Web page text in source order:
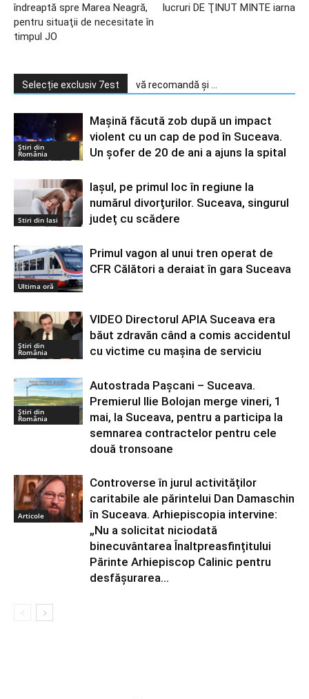
îndreaptă spre Marea Neagră,
pentru situaţii de necesitate în
timpul JO
lucruri DE ŢINUT MINTE iarna
Selecție exclusiv 7est vă recomandă și ...
Știri din
România
Mașină făcută zob după un impact
violent cu un cap de pod în Suceava.
Un șofer de 20 de ani a ajuns la spital
Stiri din Iasi
Iașul, pe primul loc în regiune la
numărul divorțurilor. Suceava, singurul
județ cu scădere
Ultima oră
Primul vagon al unui tren operat de
CFR Călători a deraiat în gara Suceava
Știri din
România
VIDEO Directorul APIA Suceava era
băut zdravăn când a comis accidentul
cu victime cu mașina de serviciu
Știri din
România
Autostrada Pașcani – Suceava.
Premierul Ilie Bolojan merge vineri, 1
mai, la Suceava, pentru a participa la
semnarea contractelor pentru cele
două tronsoane
Articole
Controverse în jurul activităților
caritabile ale părintelui Dan Damaschin
în Suceava. Arhiepiscopia intervine:
„Nu a solicitat niciodată
binecuvântarea Înaltpreasfințitului
Părinte Arhiepiscop Calinic pentru
desfășurarea...